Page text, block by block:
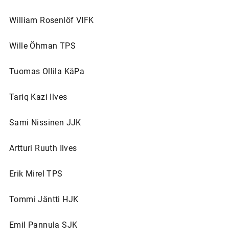
William Rosenlöf VIFK
Wille Öhman TPS
Tuomas Ollila KäPa
Tariq Kazi Ilves
Sami Nissinen JJK
Artturi Ruuth Ilves
Erik Mirel TPS
Tommi Jäntti HJK
Emil Pannula SJK